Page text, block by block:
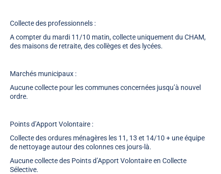
Collecte des professionnels :
A compter du mardi 11/10 matin, collecte uniquement du CHAM,
des maisons de retraite, des collèges et des lycées.
Marchés municipaux :
Aucune collecte pour les communes concernées jusqu’à nouvel
ordre.
Points d’Apport Volontaire :
Collecte des ordures ménagères les 11, 13 et 14/10 + une équipe
de nettoyage autour des colonnes ces jours-là.
Aucune collecte des Points d’Apport Volontaire en Collecte
Sélective.